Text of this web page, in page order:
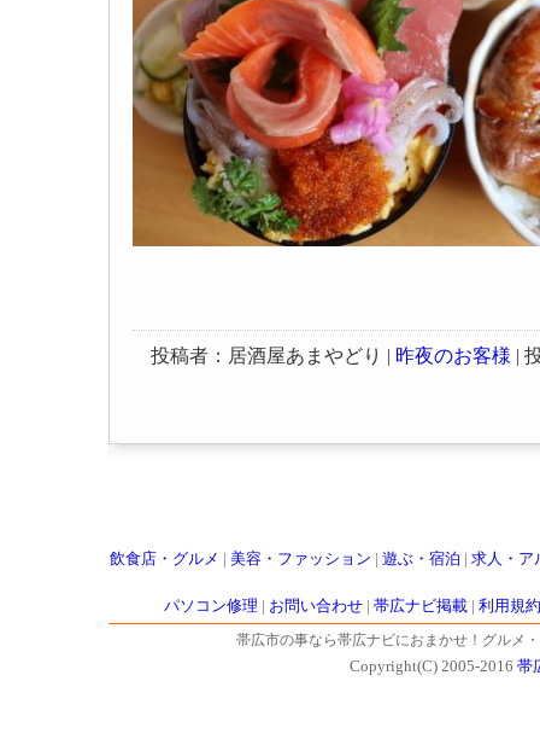
投稿者：居酒屋あまやどり | 昨夜のお客様 |
飲食店・グルメ 美容・ファッション 遊ぶ・宿泊 求人・ア
パソコン修理 お問い合わせ| 帯広ナビ掲載| 利用規約
帯広市の事なら帯広ナビにおまかせ！グルメ
Copyright(C) 2005-2016 帯